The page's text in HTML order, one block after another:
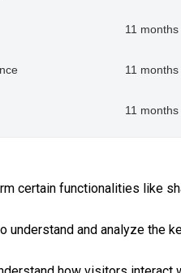
11 months
11 months
11 months
certain functionalities like
understand and analyze the